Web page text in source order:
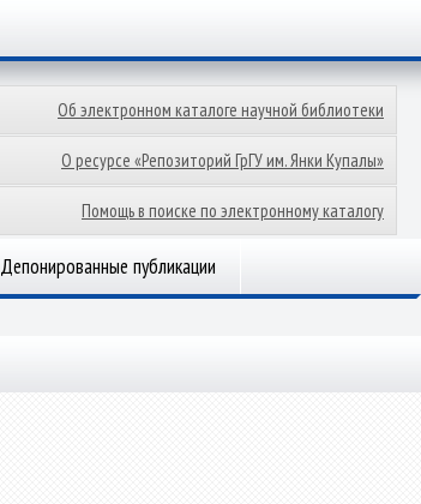
Об электронном каталоге научной библиотеки
О ресурсе «Репозиторий ГрГУ им. Янки Купалы»
Помощь в поиске по электронному каталогу
Депонированные публикации